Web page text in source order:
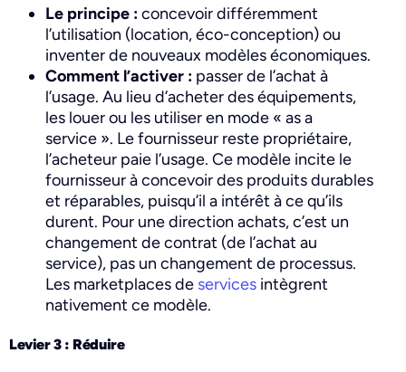
Le principe :concevoir différemment
l’utilisation (location, éco-conception) ou
inventer de nouveaux modèles économiques.
Comment l’activer : passer de l’achat à
l’usage. Au lieu d’acheter des équipements,
les louer ou les utiliser en mode « as a
service ». Le fournisseur reste propriétaire,
l’acheteur paie l’usage. Ce modèle incite le
fournisseur à concevoir des produits durables
et réparables, puisqu’il a intérêt à ce qu’ils
durent. Pour une direction achats, c’est un
changement de contrat (de l’achat au
service), pas un changement de processus.
Les marketplaces de services intègrent
nativement ce modèle.
Levier 3 : Réduire